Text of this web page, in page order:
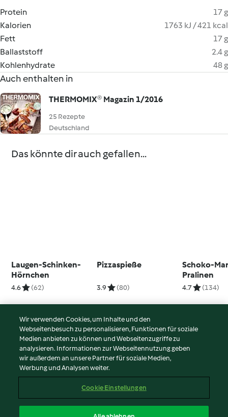
Protein
17 g
Kalorien
1763 kJ / 421 kcal
Fett
17 g
Ballaststoff
2.4 g
Kohlenhydrate
48 g
Auch enthalten in
THERMOMIX® Magazin 1/2016
25 Rezepte
Deutschland
Das könnte dir auch gefallen...
Laugen-Schinken-
Hörnchen
4.6 (62)
Pizzaspieße
3.9 (80)
Schoko-
Pralinen
4.7 (134)
© Copyright 2026
Nutzungsbedingungen
Datenschutzrichtlinien
Impressum
Wir verwenden Cookies, um Inhalte und den
Webseitenbesuch zu personalisieren, Funktionen für soziale
Medien anbieten zu können und Webseitenzugriffe zu
analysieren. Informationen zur Webseitennutzung geben
wir außerdem an unsere Partner für soziale Medien,
Werbung und Analysen weiter.
Cookie Einstellungen